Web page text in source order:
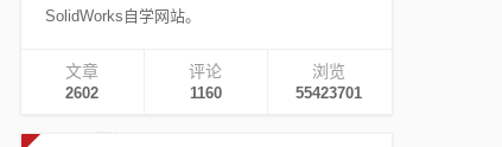
SolidWorks自学网站。
文章
2602
评论
1160
浏览
55423701